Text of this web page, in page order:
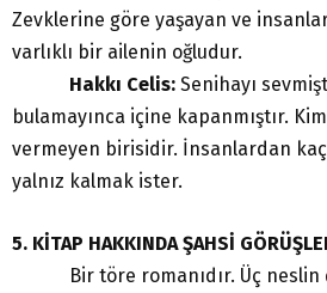
Zevklerine göre yaşayan ve
varlıklı bir ailenin oğludur.
Hakkı Celis: Senihayı
bulamayınca içine kapanmıştır.
vermeyen birisidir. İnsanlardan
yalnız kalmak ister.
5. KİTAP HAKKINDA ŞAHSİ
Bir töre romanıdır. Üç neslin